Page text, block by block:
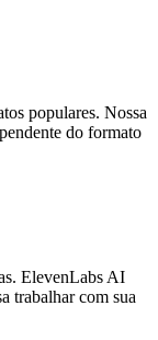
populares. Nossa
do formato
ElevenLabs AI
trabalhar com sua